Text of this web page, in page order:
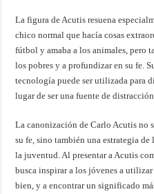
La figura de Acutis resuena
chico normal que hacía cosas
fútbol y amaba a los animales, pero
los pobres y a profundizar en su fe.
tecnología puede ser utilizada para
lugar de ser una fuente de
La canonización de Carlo Acutis no
su fe, sino también una estrategia
la juventud. Al presentar a Acutis
busca inspirar a los jóvenes a
bien, y a encontrar un significado